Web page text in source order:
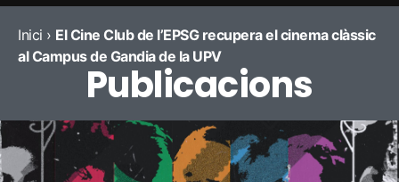
Publicacions
Inici › El Cine Club de l’EPSG recupera el cinema clàssic
al Campus de Gandia de la UPV